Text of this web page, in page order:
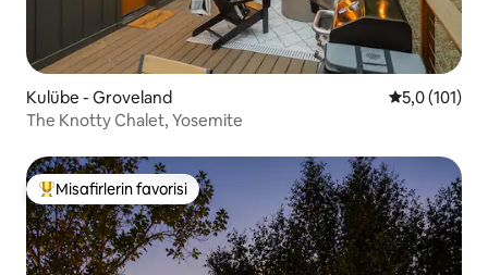
Kulübe - Groveland 5 üzerinden
5,0 (101)
The Knotty Chalet, Yosemite
Misafirlerin favorilerinden en beğenilenler arasında
Misafirlerin favorisi